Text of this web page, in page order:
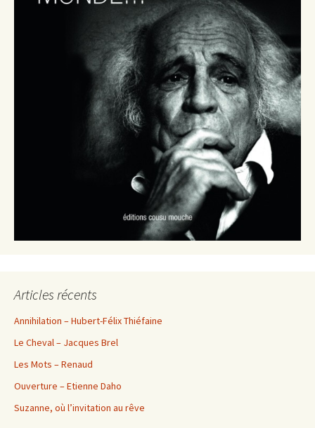
Articles récents
Annihilation – Hubert-Félix Thiéfaine
Le Cheval – Jacques Brel
Les Mots – Renaud
Ouverture – Etienne Daho
Suzanne, où l’invitation au rêve